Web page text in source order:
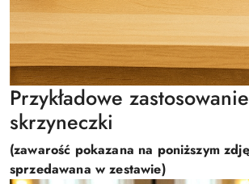
Przykładowe zastosowanie
skrzyneczki
(zawarość pokazana na poniższym
sprzedawana w zestawie)